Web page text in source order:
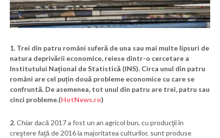
1. Trei din patru români suferă de una sau mai multe lipsuri de
natura deprivării economice, reiese dintr-o cercetare a
Institutului Național de Statistică (INS). Circa unul din patru
români are cel puțin două probleme economice cu care se
confruntă. De asemenea, tot unul din patru are trei, patru sau
cinci probleme.(HotNews.ro)
2.Chiar dacă 2017 a fost un an agricol bun, cu producţii în
creştere faţă de 2016 la majoritatea culturilor, sunt produse